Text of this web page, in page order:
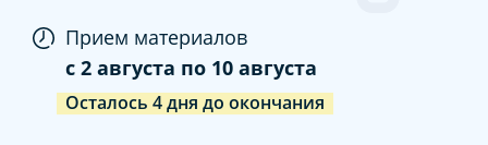
Прием материалов
c 2 августа по 10 августа
Осталось 4дня до окончания